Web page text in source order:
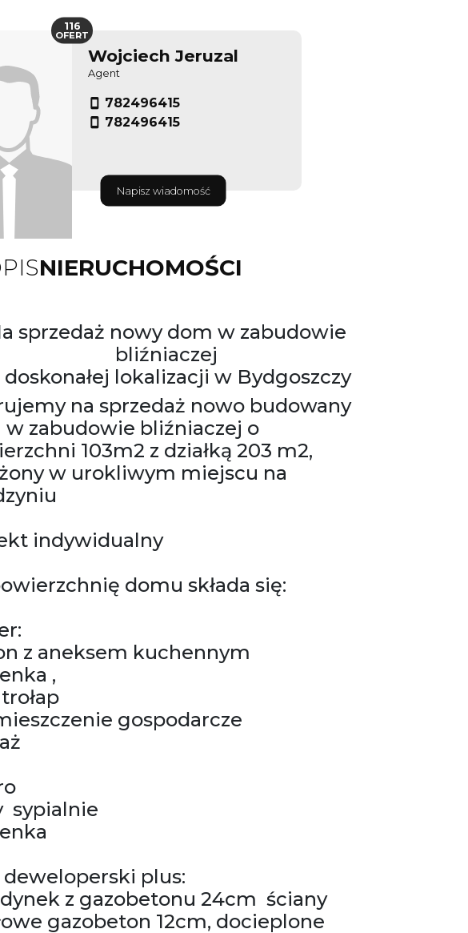
Wojciech Jeruzal
Agent
782496415
782496415
Napisz wiadomość
116
OFERT
NIERUCHOMOŚCI
sprzedaż nowy dom w zabudowie
bliźniaczej
lokalizacji w Bydgoszczy
na sprzedaż nowo budowany
w zabudowie bliźniaczej o
103m2 z działką 203 m2,
w urokliwym miejscu na
indywidualny
domu składa się:
z aneksem kuchennym
,
gospodarcze
sypialnie
deweloperski plus:
z gazobetonu 24cm ściany
gazobeton 12cm, docieplone